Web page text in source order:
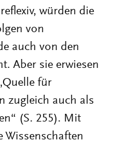
würden die
von
auch von den
Aber sie erwiesen
für
zugleich auch als
(S. 255). Mit
Wissenschaften